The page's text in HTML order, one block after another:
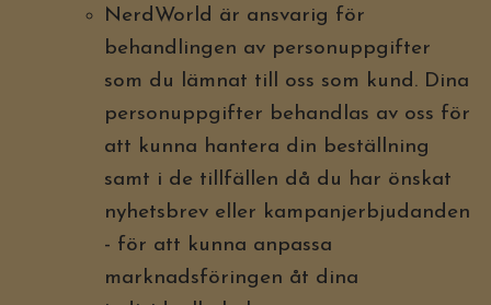
NerdWorld är ansvarig för
behandlingen av personuppgifter
som du lämnat till oss som kund. Dina
personuppgifter behandlas av oss för
att kunna hantera din beställning
samt i de tillfällen då du har önskat
nyhetsbrev eller kampanjerbjudanden
- för att kunna anpassa
marknadsföringen åt dina